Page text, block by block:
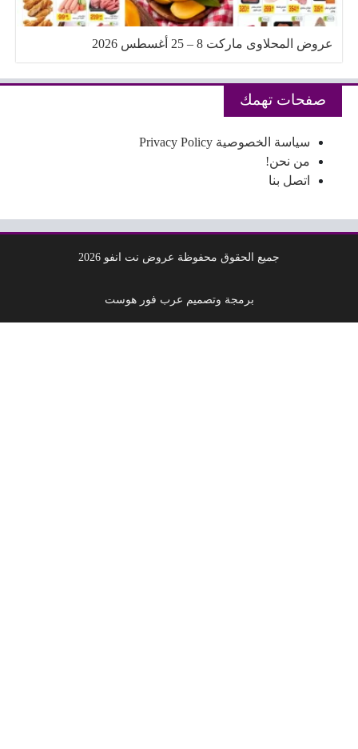
عروض المحلاوى ماركت 8 – 25 أغسطس 2026
صفحات تهمك
سياسة الخصوصية Privacy Policy
من نحن!
اتصل بنا
جميع الحقوق محفوظة عروض نت انفو 2026
برمجة وتصميم عرب فور هوست